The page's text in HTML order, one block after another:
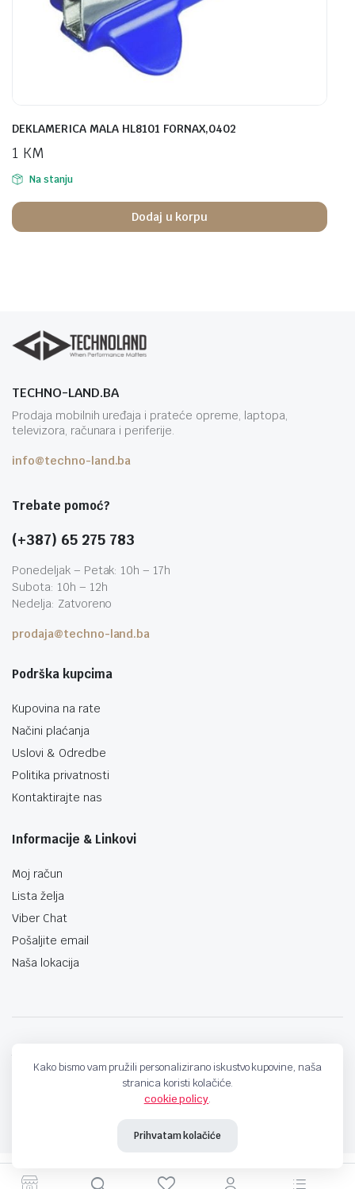
DEKLAMERICA MALA HL8101 FORNAX,0402
1 KM
Na stanju
Dodaj u korpu
TECHNO-LAND.BA
Prodaja mobilnih uređaja i prateće opreme, laptopa,
televizora, računara i periferije.
info@techno-land.ba
Trebate pomoć?
(+387) 65 275 783
Ponedeljak – Petak: 10h – 17h
Subota: 10h – 12h
Nedelja: Zatvoreno
prodaja@techno-land.ba
Podrška kupcima
Kupovina na rate
Načini plaćanja
Uslovi & Odredbe
Politika privatnosti
Kontaktirajte nas
Informacije & Linkovi
Moj račun
Lista želja
Viber Chat
Pošaljite email
Naša lokacija
Kako bismo vam pružili personalizirano iskustvo kupovine, naša
stranica koristi kolačiće.
cookie policy.
Prihvatam kolačiće